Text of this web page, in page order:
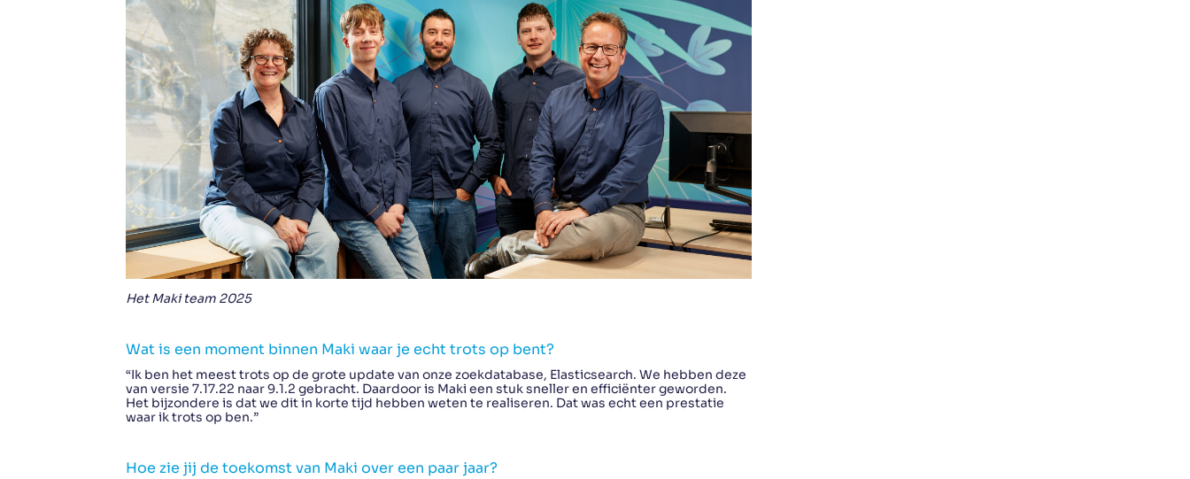
Het Maki team 2025
Wat is een moment binnen Maki waar je echt trots op bent?
“Ik ben het meest trots op de grote update van onze zoekdatabase, Elasticsearch. We hebben deze
van versie 7.17.22 naar 9.1.2 gebracht. Daardoor is Maki een stuk sneller en efficiënter geworden.
Het bijzondere is dat we dit in korte tijd hebben weten te realiseren. Dat was echt een prestatie
waar ik trots op ben.”
Hoe zie jij de toekomst van Maki over een paar jaar?